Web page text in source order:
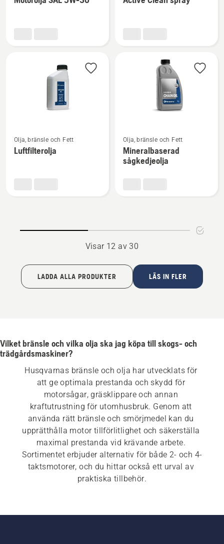
information
information
mer
information
Olja, bränsle och Fett
Luftfilterolja
mer
information
om
Olja, bränsle och Fett
Mineralbaserad
sågkedjeolja
Visar 12 av 30
LADDA ALLA PRODUKTER LÄS IN FLER
Vilket bränsle och vilka olja ska jag köpa till skogs- och
trädgårdsmaskiner?
Husqvarnas bränsle och olja har utvecklats för
att ge optimala prestanda och skydd för
motorsågar, gräsklippare och annan
kraftutrustning för utomhusbruk. Genom att
använda rätt bränsle och smörjmedel kan du
upprätthålla motor tillförlitlighet och säkerställa
maximal prestanda vid krävande arbete.
Sortimentet erbjuder alternativ för både 2- och 4-
taktsmotorer, och du hittar också ett urval av
praktiska tillbehör.